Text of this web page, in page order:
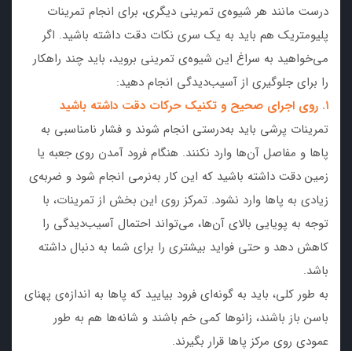
درست مانند هر شیوه‌ی تمرینی دیگری، برای انجام تمرینات
پلیومتریک هم باید به یک سری نکات دقت داشته باشید. اگر
می‌خواهید به سراغ این شیوه‌ی تمرینی بروید، باید چند راهکار
را برای جلوگیری از آسیب‌دیدگی انجام دهید:
۱. روی اجرای صحیح و تکنیک حرکات دقت داشته باشید
تمرینات پرشی باید به‌درستی انجام شوند و فشار نامناسبی به
پاها و مفاصل آن‌ها وارد نکنند. هنگام فرود آمدن روی جعبه یا
زمین دقت داشته باشید که این کار به‌نرمی انجام شود و ضربه‌ی
زیادی به پاها وارد نشود. تمرکز روی این بخش از تمرینات، با
توجه به پویایی بالای آن‌ها، می‌تواند احتمال آسیب‌دیدگی را
کاهش دهد و حتی فواید بیشتری را برای شما به دنبال داشته
باشد.
به طور کلی، باید به گونه‌ای فرود بیایید که پاها به اندازه‌ی پهنای
باسن باز باشند، زانوها کمی خم باشند و شانه‌ها هم به طور
عمودی روی مرکز پاها قرار بگیرند.